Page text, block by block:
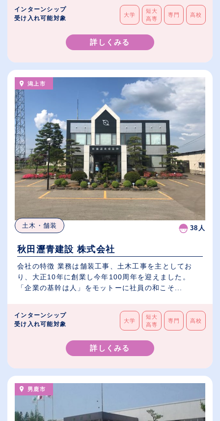
インターンシップ
受け入れ可能対象
大学
短大
高専
専門 高校
詳しくみる
潟上市
土木・舗装 38人
秋田瀝青建設 株式会社
会社の特徴 業務は舗装工事、土木工事を主としてお
り、大正10年に創業し今年100周年を迎えました。
「企業の基幹は人」をモットーに社員の和こそ...
インターンシップ
受け入れ可能対象
大学
短大
高専
専門 高校
詳しくみる
男鹿市